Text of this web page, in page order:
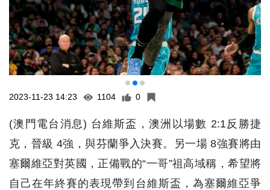
2023-11-23 14:23 1104 0
(澳門電台消息) 台維斯盃，澳洲以場數 2:1反勝捷
克，晉級 4強，與芬蘭爭入決賽。另一場 8強賽將由
塞爾維亞對英國，正備戰的“一哥”祖高域稱，希望將
自己在年終賽的表現帶到台維斯盃，為塞爾維亞爭